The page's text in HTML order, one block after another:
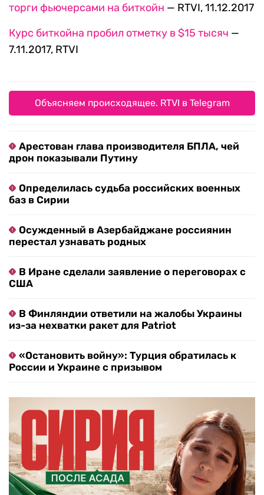
торги фьючерсами на биткойн — RTVI, 11.12.2017
Курс биткойна пробил отметку в $15 тысяч —
7.11.2017, RTVI
Объясняем происходящее. RTVI в Telegram
Арестован глава производителя БПЛА, чей
дрон показывали Путину
Определилась судьба российских военных
баз в Сирии
Осужденный в Азербайджане россиянин
перестал узнавать родных
В Иране сделали заявление о переговорах с
США
В Финляндии ответили на жалобы Украины
из-за нехватки ракет для Patriot
«Остановить войну»: Турция обратилась к
России и Украине с призывом